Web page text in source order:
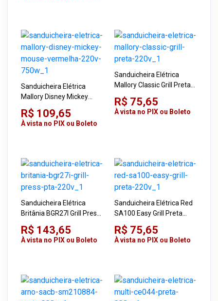
Sanduicheira Elétrica
Mallory Disney Mickey
Mouse Vermelha 220V
750W
R$ 109,65
À vista no PIX ou Boleto
Sanduicheira Elétrica
Mallory Classic Grill Preta
220V
R$ 75,65
À vista no PIX ou Boleto
Sanduicheira Elétrica
Britânia BGR27I Grill Press
Pta 220V
R$ 143,65
À vista no PIX ou Boleto
Sanduicheira Elétrica Red
SA100 Easy Grill Preta
220V
R$ 75,65
À vista no PIX ou Boleto